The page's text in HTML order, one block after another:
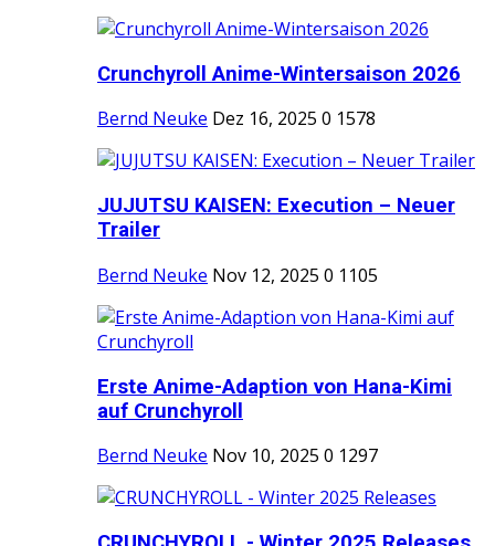
Crunchyroll Anime-Wintersaison 2026
Bernd Neuke Dez 16, 2025 0 1578
JUJUTSU KAISEN: Execution – Neuer
Trailer
Bernd Neuke Nov 12, 2025 0 1105
Erste Anime-Adaption von Hana-Kimi
auf Crunchyroll
Bernd Neuke Nov 10, 2025 0 1297